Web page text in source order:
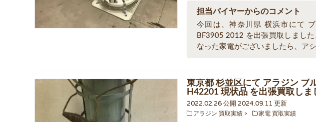
担当バイヤーからのコメント
今回は、神奈川県 横浜市にて
BF3905 2012 を出張買取しまし
なった家電がございましたら、ア
東京都 杉並区にて アラジン ブ
H42201 現状品 を出張買取しま
2022.02.26 公開 2024.09.11 更新
アラジン 買取実績 家電 買取実績